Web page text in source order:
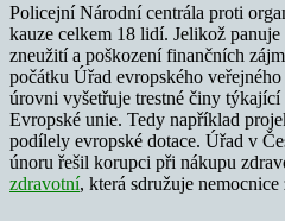
Policejní Národní centrála proti
kauze celkem 18 lidí. Jelikož
zneužití a poškození finančních
počátku Úřad evropského
úrovni vyšetřuje trestné činy
Evropské unie. Tedy například
podílely evropské dotace. Úřad v
únoru řešil korupci při nákupu
zdravotní, která sdružuje